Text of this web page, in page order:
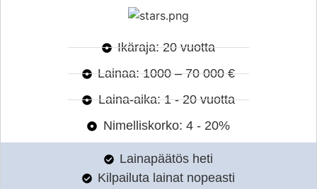
Ikäraja: 20 vuotta
Lainaa: 1000 – 70 000 €
Laina-aika: 1 - 20 vuotta
Nimelliskorko: 4 - 20%
Lainapäätös heti
Kilpailuta lainat nopeasti